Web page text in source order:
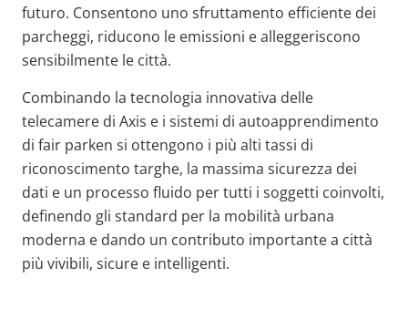
futuro. Consentono uno sfruttamento efficiente dei
parcheggi, riducono le emissioni e alleggeriscono
sensibilmente le città.
Combinando la tecnologia innovativa delle
telecamere di Axis e i sistemi di autoapprendimento
di fair parken si ottengono i più alti tassi di
riconoscimento targhe, la massima sicurezza dei
dati e un processo fluido per tutti i soggetti coinvolti,
definendo gli standard per la mobilità urbana
moderna e dando un contributo importante a città
più vivibili, sicure e intelligenti.